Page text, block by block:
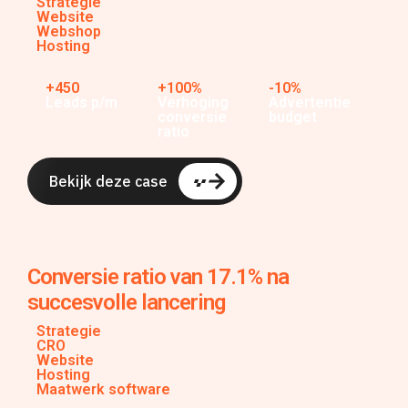
Website
Webshop
Hosting
+450
+100%
-10%
Bekijk deze case
Conversie ratio van 17.1% na
succesvolle lancering
Strategie
CRO
Website
Hosting
Maatwerk software